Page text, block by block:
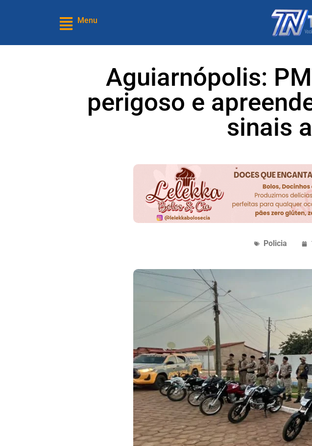
Menu
Aguiarnópolis:
perigoso e
sinais
Policia